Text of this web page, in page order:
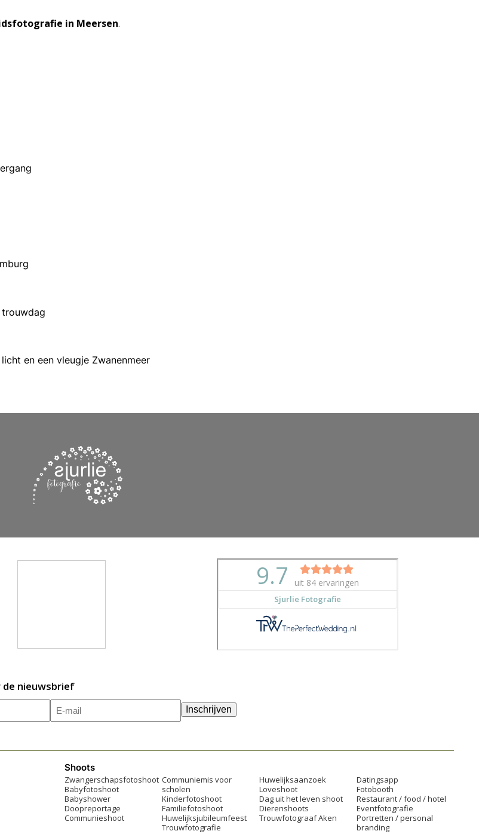
in Meersen.
en een vleugje Zwanenmeer
de nieuwsbrief
E-
mailadres(Vereist)
Inschrijven
Shoots
Zwangerschapsfotoshoot
Babyfotoshoot
Babyshower
Doopreportage
Communieshoot
Communiemis voor
scholen
Kinderfotoshoot
Familiefotoshoot
Huwelijksjubileumfeest
Trouwfotografie
Huwelijksaanzoek
Loveshoot
Dag uit het leven shoot
Dierenshoots
Trouwfotograaf Aken
Datingsapp
Fotobooth
Restaurant / food / hotel
Eventfotografie
Portretten / personal
branding